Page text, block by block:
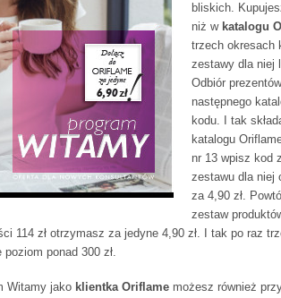
bliskich.
niż w katalogu
trzech okresach
zestawy dla niej
Odbiór
następnego
kodu. I tak
katalogu
nr 13 wpisz kod
zestawu dla niej
za 4,90 zł.
zestaw
114 zł otrzymasz za jedyne 4,90 zł. I tak po raz
ponad 300 zł.
Witamy jako klientka Oriflame możesz również